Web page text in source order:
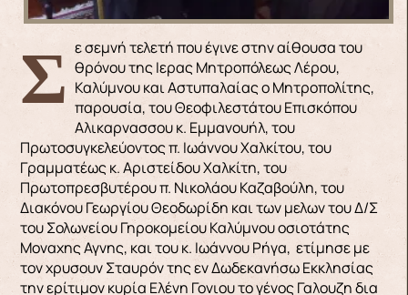
Σε σεμνή τελετή που έγινε στην αίθουσα του θρόνου της Ιερας Μητροπόλεως Λέρου,
Καλύμνου και Αστυπαλαίας ο Μητροπολίτης,
παρουσία, του Θεοφιλεστάτου Επισκόπου
Αλικαρνασσου κ. Εμμανουήλ, του
Πρωτοσυγκελεύοντος π. Ιωάννου Χαλκίτου, του
Γραμματέως κ. Αριστείδου Χαλκίτη, του
Πρωτοπρεσβυτέρου π. Νικολάου Καζαβούλη, του
Διακόνου Γεωργίου Θεοδωρίδη και των μελων του Δ/Σ
του Σολωνείου Γηροκομείου Καλύμνου οσιοτάτης
Μοναχης Αγνης, και του κ. Ιωάννου Ρήγα, ετίμησε με
τον χρυσουν Σταυρόν της εν Δωδεκανήσω Εκκλησίας
την ερίτιμον κυρία Ελένη Γονιου το γένος Γαλουζη δια